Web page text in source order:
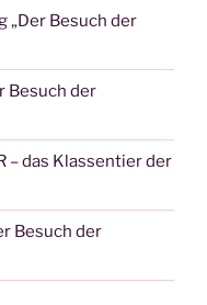
Besuch der
Besuch der
– das Klassentier der
Besuch der